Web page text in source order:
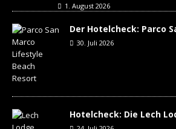
1. August 2026
Der Hotelcheck: Parco
30. Juli 2026
Hotelcheck: Die Lech